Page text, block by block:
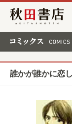
秋田書店
誰かが誰かに恋